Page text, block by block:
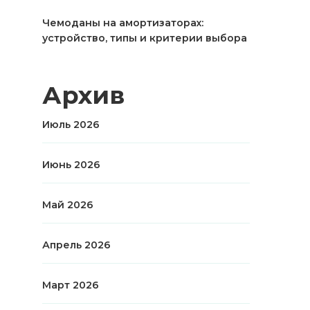
Чемоданы на амортизаторах:
устройство, типы и критерии выбора
Архив
Июль 2026
Июнь 2026
Май 2026
Апрель 2026
Март 2026